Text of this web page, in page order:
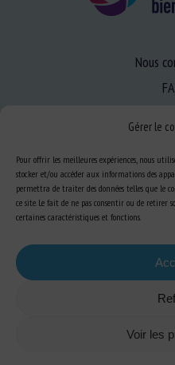
Gérer le
Pour offrir les meilleures expériences, nous
stocker et/ou accéder aux informations des
permettra de traiter des données telles que le
ce site. Le fait de ne pas consentir ou de
certaines caractéristiques et fonctions.
Voir les
Nous
Se
S’abonner